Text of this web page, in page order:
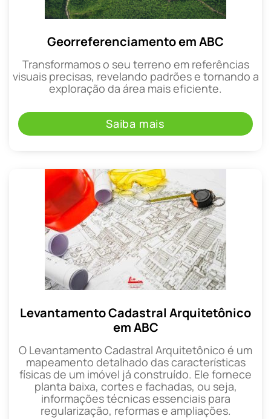
Georreferenciamento em ABC
Transformamos o seu terreno em referências
visuais precisas, revelando padrões e tornando a
exploração da área mais eficiente.
Saiba mais
Levantamento Cadastral Arquitetônico
em ABC
O Levantamento Cadastral Arquitetônico é um
mapeamento detalhado das características
físicas de um imóvel já construído. Ele fornece
planta baixa, cortes e fachadas, ou seja,
informações técnicas essenciais para
regularização, reformas e ampliações.